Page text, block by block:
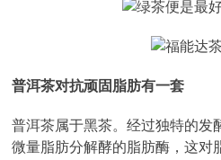
普洱茶对抗顽固脂肪有一套
普洱茶属于黑茶。经过独特的发
微量脂肪分解酵的脂肪酶，这对